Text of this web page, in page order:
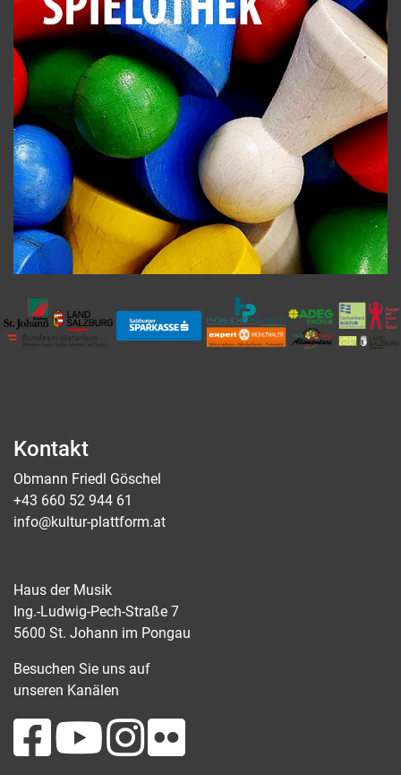
Kontakt
Obmann Friedl Göschel
+43 660 52 944 61
info@kultur-plattform.at
Haus der Musik
Ing.-Ludwig-Pech-Straße 7
5600 St. Johann im Pongau
Besuchen Sie uns auf
unseren Kanälen